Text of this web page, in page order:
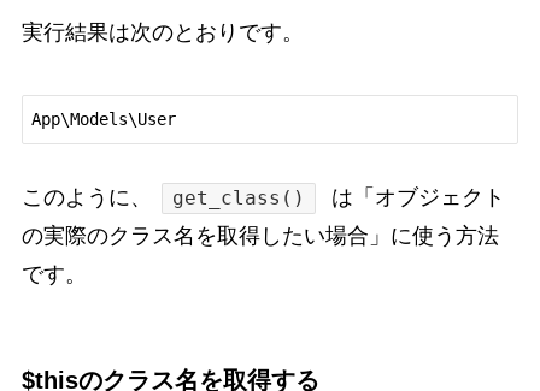
実行結果は次のとおりです。
App\Models\User
このように、 get_class()
は「オブジェクト
の実際のクラス名を取得したい場合」に使う方法
です。
$thisのクラス名を取得する